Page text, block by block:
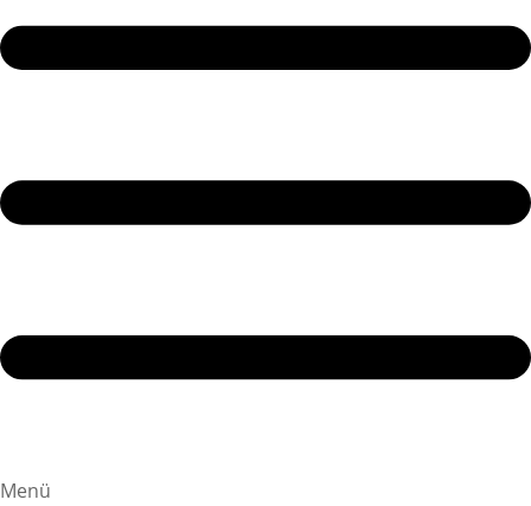
Menü